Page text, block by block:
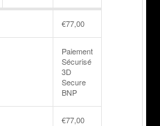
€77,00
Paiement
Sécurisé
3D
Secure
BNP
€77,00